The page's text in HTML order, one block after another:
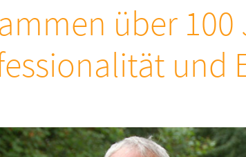
über 100
und